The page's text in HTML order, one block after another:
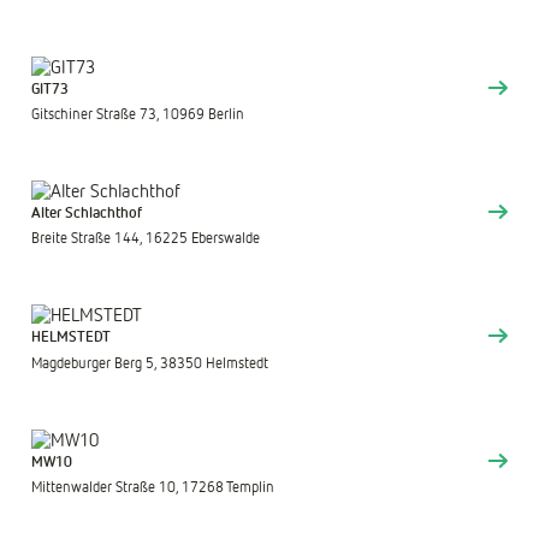
GIT73
Gitschiner Straße 73, 10969 Berlin
Alter Schlachthof
Breite Straße 144, 16225 Eberswalde
HELMSTEDT
Magdeburger Berg 5, 38350 Helmstedt
MW10
Mittenwalder Straße 10, 17268 Templin